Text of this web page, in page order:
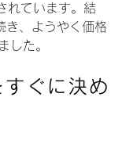
れています。結
き、ようやく価格
した。
すぐに決め